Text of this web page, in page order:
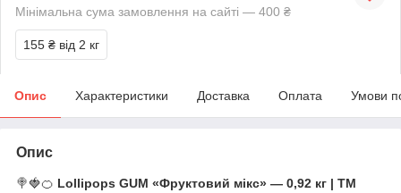
Мінімальна сума замовлення на сайті — 400 ₴
155 ₴ від 2 кг
Опис Характеристики Доставка Оплата Умови
Опис
🍭🍓🍊 Lollipops GUM «Фруктовий мікс» — 0,92 кг | ТМ